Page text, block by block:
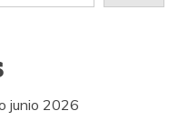
junio 2026